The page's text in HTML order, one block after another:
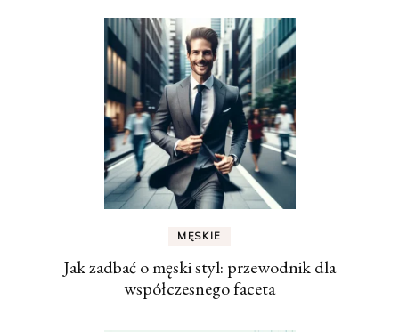
MĘSKIE
Jak zadbać o męski styl: przewodnik dla
współczesnego faceta